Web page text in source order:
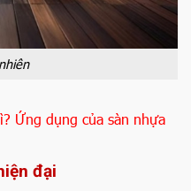
Ứng dụng của sàn nhựa
đại